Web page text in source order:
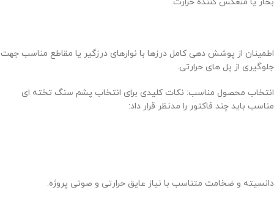
بخار یا منعکس کننده حرارت.
اطمینان از پوشش دهی کامل درزها با نوارهای درزگیر یا مقاطع مناسب جهت
جلوگیری از پل های حرارتی.
انتخاب محصول مناسب: نکات کلیدی برای انتخاب پشم سنگ تخته ای
مناسب باید چند فاکتور را مدنظر قرار داد:
دانسیته و ضخامت متناسب با نیاز عایق حرارتی و صوتی پروژه.